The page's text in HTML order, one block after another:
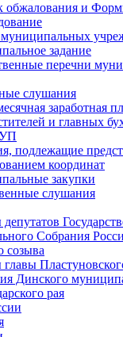
обжалования и
задание
перечни
слушания
заработная
и главных
подлежащие
координат
закупки
слушания
Собрания
созыва
Динского
рая